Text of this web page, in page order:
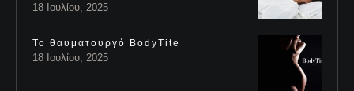
18 Ιουλίου, 2025
Το θαυματουργό BodyTite
18 Ιουλίου, 2025